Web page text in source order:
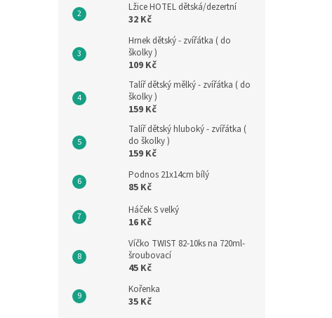
Lžice HOTEL dětská/dezertní
32 Kč
Hrnek dětský - zvířátka ( do
školky )
109 Kč
Talíř dětský mělký - zvířátka ( do
školky )
159 Kč
Talíř dětský hluboký - zvířátka (
do školky )
159 Kč
Podnos 21x14cm bílý
85 Kč
Háček S velký
16 Kč
Víčko TWIST 82-10ks na 720ml-
šroubovací
45 Kč
Kořenka
35 Kč